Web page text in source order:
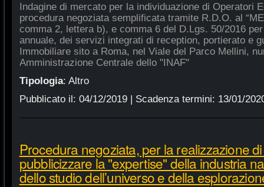
Indagine di mercato per la individuazione di Operatori
procedura negoziata semplificata tramite R.D.O. al
comma 2, lettera b), e comma 6 del D.Lgs. 50/2016
annuale, dei servizi integrati di reception, portierato e
Immobiliare sito a Roma, nel Viale del Parco Mellini,
Amministrazione Centrale dello "INAF"
Tipologia: Altro
Pubblicato il: 04/12/2019| Scadenza termini: 13/01/
Procedura negoziata, per la realizzazione
pubblicizzare la "expertise" della industria
dello studio dell’universo e della